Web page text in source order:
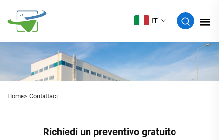
IT
Home> Contattaci
Richiedi un preventivo gratuito